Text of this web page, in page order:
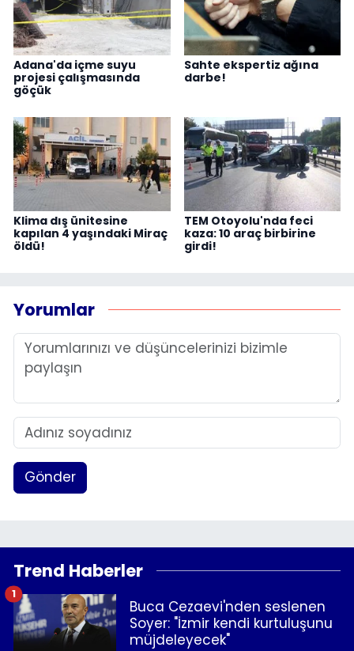
Adana'da içme suyu
projesi çalışmasında
göçük
Sahte ekspertiz ağına
darbe!
Klima dış ünitesine
kapılan 4 yaşındaki Miraç
öldü!
TEM Otoyolu'nda feci
kaza: 10 araç birbirine
girdi!
Yorumlar
Gönder
Trend Haberler
Buca Cezaevi'nden seslenen
Soyer: "İzmir kendi kurtuluşunu
müjdeleyecek"
1